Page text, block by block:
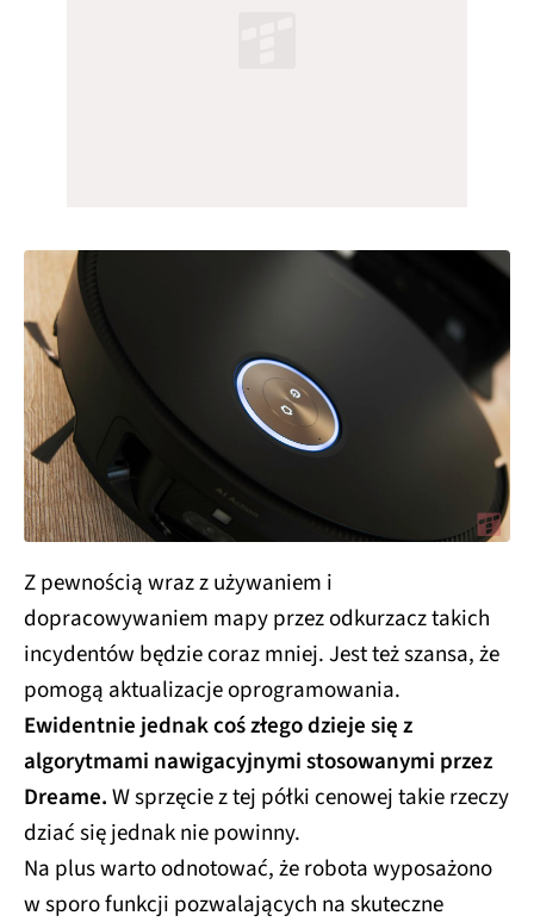
Z pewnością wraz z używaniem i
dopracowywaniem mapy przez odkurzacz takich
incydentów będzie coraz mniej. Jest też szansa, że
pomogą aktualizacje oprogramowania.
Ewidentnie jednak coś złego dzieje się z
algorytmami nawigacyjnymi stosowanymi przez
Dreame.W sprzęcie z tej półki cenowej takie rzeczy
dziać się jednak nie powinny.
Na plus warto odnotować, że robota wyposażono
w sporo funkcji pozwalających na skuteczne